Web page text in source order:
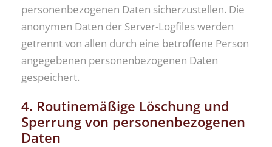
personenbezogenen Daten sicherzustellen. Die
anonymen Daten der Server-Logfiles werden
getrennt von allen durch eine betroffene Person
angegebenen personenbezogenen Daten
gespeichert.
4. Routinemäßige Löschung und
Sperrung von personenbezogenen
Daten